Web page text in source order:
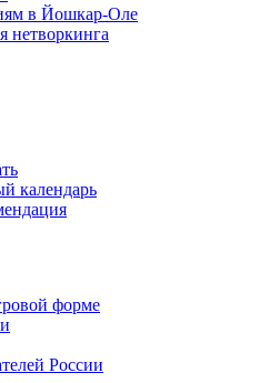
в Йошкар-Оле
нетворкинга
календарь
форме
России